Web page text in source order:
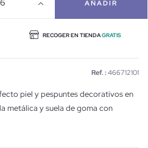
AÑADIR
RECOGER EN TIENDAGRATIS
Ref. : 466712101
piel y pespuntes decorativos en
metálica y suela de goma con